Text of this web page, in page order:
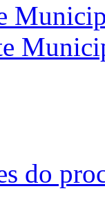
do